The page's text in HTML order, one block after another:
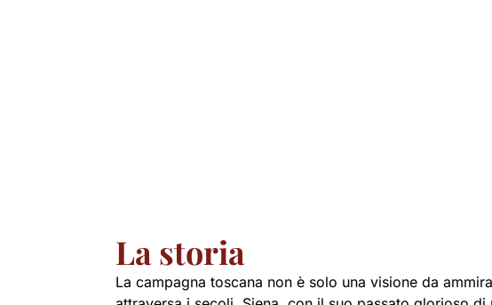
La storia
La campagna toscana non è solo una visione da